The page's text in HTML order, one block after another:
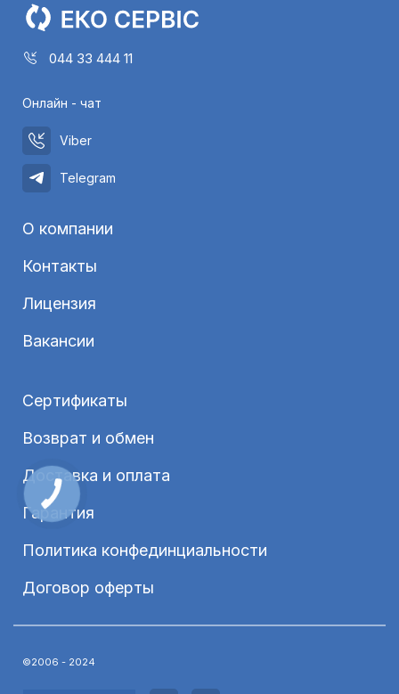
044 33 444 11
Онлайн - чат
Viber
Telegram
О компании
Контакты
Лицензия
Вакансии
Сертификаты
Возврат и обмен
Доставка и оплата
Гарантия
Политика конфединциальности
Договор оферты
©2006 - 2024